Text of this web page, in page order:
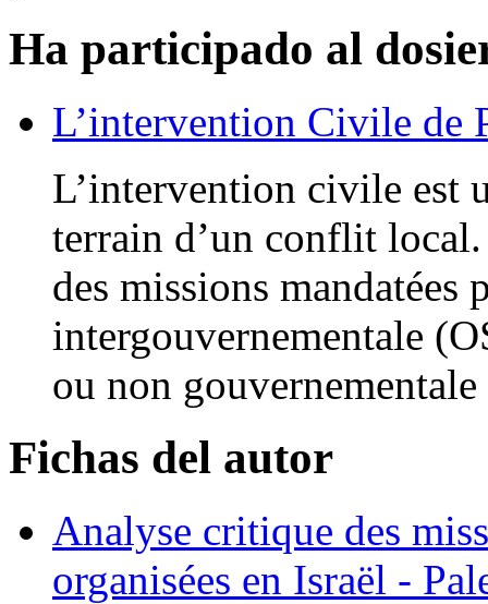
Ha participado al
L’intervention Civile de
L’intervention civile est
terrain d’un conflit
des missions mandatées
intergouvernementale
ou non
Fichas del autor
Analyse critique des
organisées en Israël -